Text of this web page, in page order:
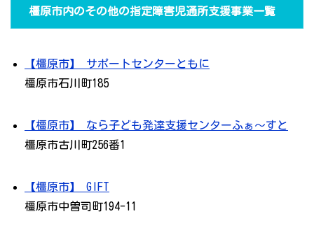
橿原市内のその他の指定障害児通所支援事業一覧
【橿原市】 サポートセンターともに
橿原市石川町185
【橿原市】 なら子ども発達支援センターふぁ～すと
橿原市古川町256番1
【橿原市】 GIFT
橿原市中曽司町194-11